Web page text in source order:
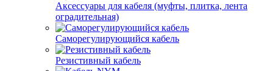
Аксессуары для кабеля (муфты, плитка, лента
оградительная)
Саморегулирующийся кабель
Резистивный кабель